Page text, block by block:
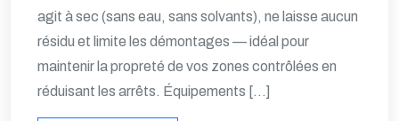
agit à sec (sans eau, sans solvants), ne laisse aucun
résidu et limite les démontages — idéal pour
maintenir la propreté de vos zones contrôlées en
réduisant les arrêts. Équipements […]